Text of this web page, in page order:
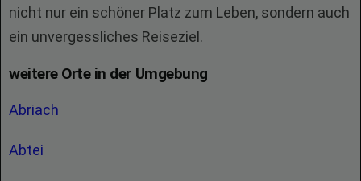
nicht nur ein schöner Platz zum Leben, sondern auch
ein unvergessliches Reiseziel.
weitere Orte in der Umgebung
Abriach
Abtei